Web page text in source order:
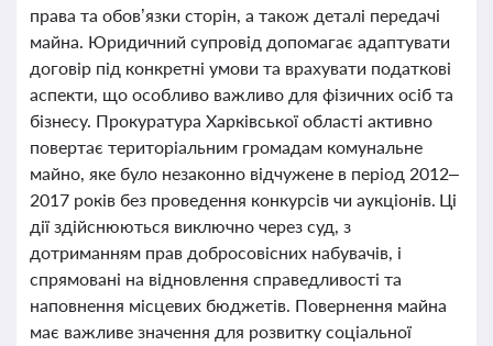
права та обов’язки сторін, а також деталі передачі
майна. Юридичний супровід допомагає адаптувати
договір під конкретні умови та врахувати податкові
аспекти, що особливо важливо для фізичних осіб та
бізнесу. Прокуратура Харківської області активно
повертає територіальним громадам комунальне
майно, яке було незаконно відчужене в період 2012–
2017 років без проведення конкурсів чи аукціонів. Ці
дії здійснюються виключно через суд, з
дотриманням прав добросовісних набувачів, і
спрямовані на відновлення справедливості та
наповнення місцевих бюджетів. Повернення майна
має важливе значення для розвитку соціальної